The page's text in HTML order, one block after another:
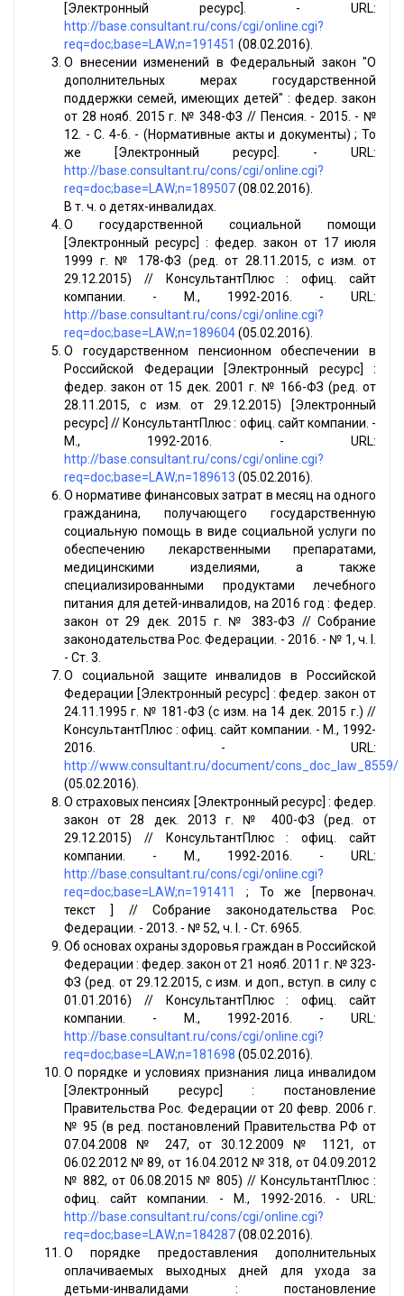
[Электронный ресурс]. - URL:
http://base.consultant.ru/cons/cgi/online.cgi?
req=doc;base=LAW;n=191451 (08.02.2016).
О внесении изменений в Федеральный закон "О
дополнительных мерах государственной
поддержки семей, имеющих детей" : федер. закон
от 28 нояб. 2015 г. № 348-ФЗ // Пенсия. - 2015. - №
12. - С. 4-6. - (Нормативные акты и документы) ; То
же [Электронный ресурс]. - URL:
http://base.consultant.ru/cons/cgi/online.cgi?
req=doc;base=LAW;n=189507(08.02.2016).
В т. ч. о детях-инвалидах.
О государственной социальной помощи
[Электронный ресурс] : федер. закон от 17 июля
1999 г. № 178-ФЗ (ред. от 28.11.2015, с изм. от
29.12.2015) // КонсультантПлюс : офиц. сайт
компании. - М., 1992-2016. - URL:
http://base.consultant.ru/cons/cgi/online.cgi?
req=doc;base=LAW;n=189604(05.02.2016).
О государственном пенсионном обеспечении в
Российской Федерации [Электронный ресурс] :
федер. закон от 15 дек. 2001 г. № 166-ФЗ (ред. от
28.11.2015, с изм. от 29.12.2015) [Электронный
ресурс] // КонсультантПлюс : офиц. сайт компании. -
М., 1992-2016. - URL:
http://base.consultant.ru/cons/cgi/online.cgi?
req=doc;base=LAW;n=189613 (05.02.2016).
О нормативе финансовых затрат в месяц на одного
гражданина, получающего государственную
социальную помощь в виде социальной услуги по
обеспечению лекарственными препаратами,
медицинскими изделиями, а также
специализированными продуктами лечебного
питания для детей-инвалидов, на 2016 год : федер.
закон от 29 дек. 2015 г. № 383-ФЗ // Собрание
законодательства Рос. Федерации. - 2016. - № 1, ч. I.
- Ст. 3.
О социальной защите инвалидов в Российской
Федерации [Электронный ресурс] : федер. закон от
24.11.1995 г. № 181-ФЗ (с изм. на 14 дек. 2015 г.) //
КонсультантПлюс : офиц. сайт компании. - М., 1992-
2016. - URL:
http://www.consultant.ru/document/cons_doc_law_8559/
(05.02.2016).
О страховых пенсиях [Электронный ресурс] : федер.
закон от 28 дек. 2013 г. № 400-ФЗ (ред. от
29.12.2015) // КонсультантПлюс : офиц. сайт
компании. - М., 1992-2016. - URL:
http://base.consultant.ru/cons/cgi/online.cgi?
req=doc;base=LAW;n=191411
; То же [первонач.
текст ] // Собрание законодательства Рос.
Федерации. - 2013. - № 52, ч. I. - Ст. 6965.
Об основах охраны здоровья граждан в Российской
Федерации : федер. закон от 21 нояб. 2011 г. № 323-
ФЗ (ред. от 29.12.2015, с изм. и доп., вступ. в силу с
01.01.2016) // КонсультантПлюс : офиц. сайт
компании. - М., 1992-2016. - URL:
http://base.consultant.ru/cons/cgi/online.cgi?
req=doc;base=LAW;n=181698 (05.02.2016).
О порядке и условиях признания лица инвалидом
[Электронный ресурс] : постановление
Правительства Рос. Федерации от 20 февр. 2006 г.
№ 95 (в ред. постановлений Правительства РФ от
07.04.2008 № 247, от 30.12.2009 № 1121, от
06.02.2012 № 89, от 16.04.2012 № 318, от 04.09.2012
№ 882, от 06.08.2015 № 805) // КонсультантПлюс :
офиц. сайт компании. - М., 1992-2016. - URL:
http://base.consultant.ru/cons/cgi/online.cgi?
req=doc;base=LAW;n=184287(08.02.2016).
О порядке предоставления дополнительных
оплачиваемых выходных дней для ухода за
детьми-инвалидами : постановление